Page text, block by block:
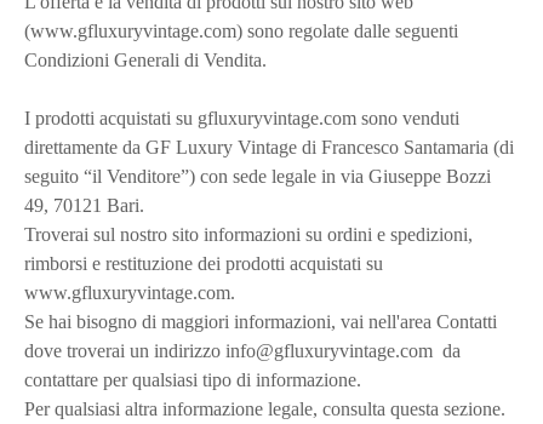
(www.gfluxuryvintage.com) sono regolate dalle seguenti
Condizioni Generali di Vendita.
I prodotti acquistati su gfluxuryvintage.com sono venduti
direttamente da GF Luxury Vintage di Francesco Santamaria (di
seguito “il Venditore”) con sede legale in via Giuseppe Bozzi
49, 70121 Bari.
Troverai sul nostro sito informazioni su ordini e spedizioni,
rimborsi e restituzione dei prodotti acquistati su
www.gfluxuryvintage.com.
Se hai bisogno di maggiori informazioni, vai nell'area Contatti
dove troverai un indirizzo info@gfluxuryvintage.com da
contattare per qualsiasi tipo di informazione.
Per qualsiasi altra informazione legale, consulta questa sezione.